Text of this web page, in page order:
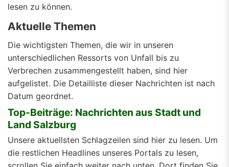
lesen zu können.
Aktuelle Themen
Die wichtigsten Themen, die wir in unseren
unterschiedlichen Ressorts von Unfall bis zu
Verbrechen zusammengestellt haben, sind hier
aufgelistet. Die Detailliste dieser Nachrichten ist nach
Datum geordnet.
Top-Beiträge: Nachrichten aus Stadt und
Land Salzburg
Unsere aktuellsten Schlagzeilen sind hier zu lesen. Um
die restlichen Headlines unseres Portals zu lesen,